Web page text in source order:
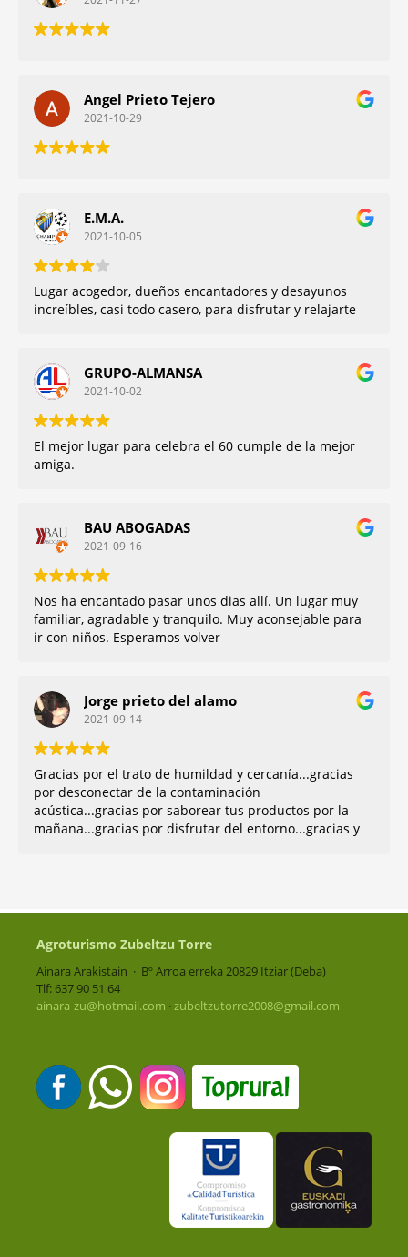
Angel Prieto Tejero
2021-10-29
E.M.A.
2021-10-05
Lugar acogedor, dueños encantadores y desayunos
increíbles, casi todo casero, para disfrutar y relajarte
GRUPO-ALMANSA
2021-10-02
El mejor lugar para celebra el 60 cumple de la mejor
amiga.
BAU ABOGADAS
2021-09-16
Nos ha encantado pasar unos dias allí. Un lugar muy
familiar, agradable y tranquilo. Muy aconsejable para
ir con niños. Esperamos volver
Jorge prieto del alamo
2021-09-14
Gracias por el trato de humildad y cercanía...gracias
por desconectar de la contaminación
acústica...gracias por saborear tus productos por la
mañana...gracias por disfrutar del entorno...gracias y
Agroturismo Zubeltzu Torre
Ainara Arakistain · Bº Arroa erreka 20829 Itziar (Deba)
Tlf: 637 90 51 64
ainara-zu@hotmail.com ·zubeltzutorre2008@gmail.com